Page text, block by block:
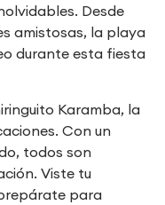
Desde
amistosas, la playa
durante esta fiesta
Karamba, la
Con un
todos son
Viste tu
para